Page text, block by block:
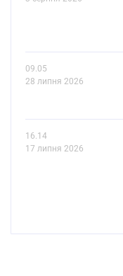
09.05
28 липня 2026
16.14
17 липня 2026